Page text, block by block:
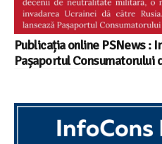
Publicația online PSNews :
Pașaportul Consumatorului